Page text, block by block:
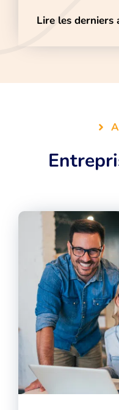
Lire les derniers